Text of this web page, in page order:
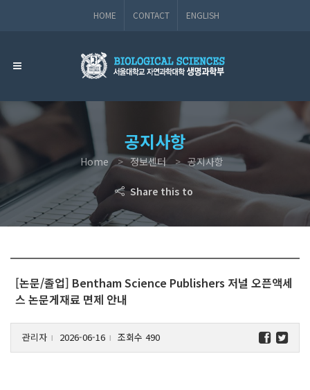
HOME CONTACT ENGLISH
공지사항
Home 정보센터 공지사항
Share this to
[논문/졸업] Bentham Science Publishers 저널 오픈액세
스 논문게재료 면제 안내
관리자 l 2026-06-16 l 조회수 490